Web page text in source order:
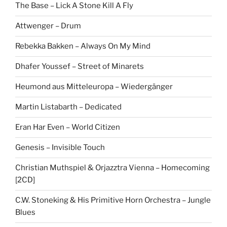
The Base – Lick A Stone Kill A Fly
Attwenger – Drum
Rebekka Bakken – Always On My Mind
Dhafer Youssef – Street of Minarets
Heumond aus Mitteleuropa – Wiedergänger
Martin Listabarth – Dedicated
Eran Har Even – World Citizen
Genesis – Invisible Touch
Christian Muthspiel & Orjazztra Vienna – Homecoming
[2CD]
C.W. Stoneking & His Primitive Horn Orchestra – Jungle
Blues